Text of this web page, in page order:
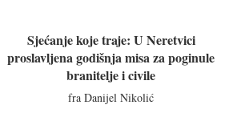
Sjećanje koje traje: U Neretvici
proslavljena godišnja misa za poginule
branitelje i civile
fra Danijel Nikolić